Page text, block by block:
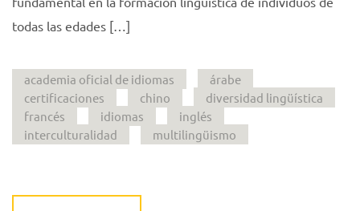
todas las edades […]
academia oficial de idiomas
árabe
certificaciones
chino
diversidad lingüística
francés
idiomas
inglés
interculturalidad
multilingüismo